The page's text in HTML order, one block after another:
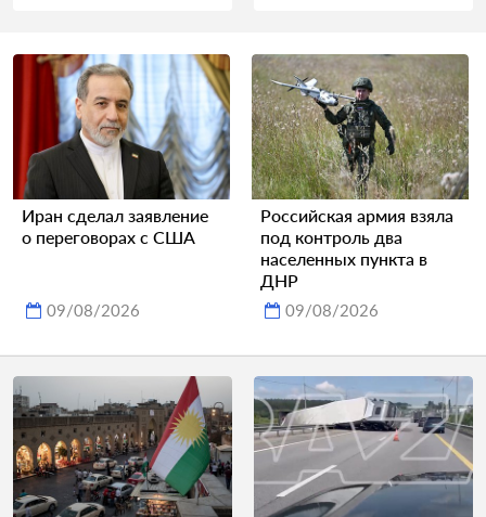
Иран сделал заявление
о переговорах с США
09/08/2026
Российская армия взяла
под контроль два
населенных пункта в
ДНР
09/08/2026